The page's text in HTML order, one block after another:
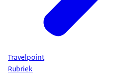
Travelpoint
Rubriek